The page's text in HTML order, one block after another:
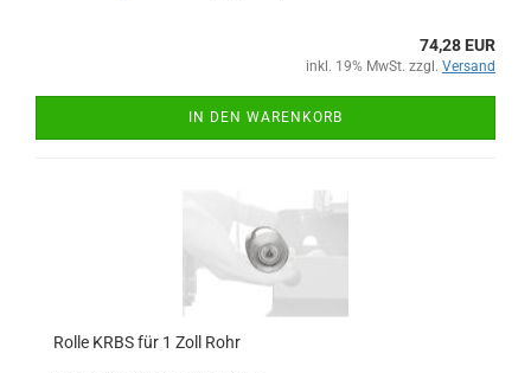
74,28 EUR
inkl. 19% MwSt. zzgl. Versand
IN DEN WARENKORB
Rolle KRBS für 1 Zoll Rohr